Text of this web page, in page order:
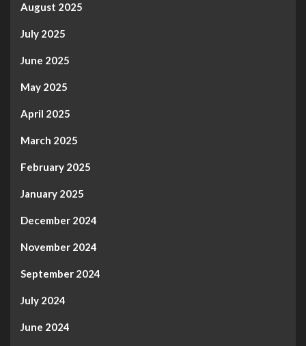
August 2025
July 2025
June 2025
May 2025
April 2025
March 2025
February 2025
January 2025
December 2024
November 2024
September 2024
July 2024
June 2024